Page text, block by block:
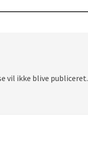
vil ikke blive publiceret.